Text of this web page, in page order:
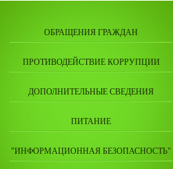
ОБРАЩЕНИЯ ГРАЖДАН
ПРОТИВОДЕЙСТВИЕ КОРРУПЦИИ
ДОПОЛНИТЕЛЬНЫЕ СВЕДЕНИЯ
ПИТАНИЕ
"ИНФОРМАЦИОННАЯ БЕЗОПАСНОСТЬ"